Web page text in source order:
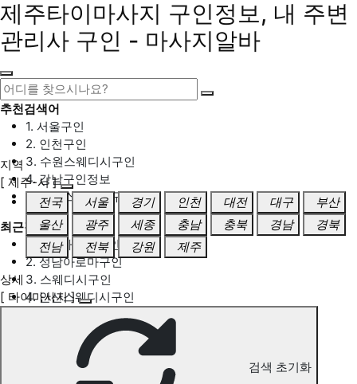
제주타이마사지 구인정보, 내 주변
관리사 구인 - 마사지알바
추천검색어
1. 서울구인
2. 인천구인
3. 수원스웨디시구인
4. 강남구인정보
5. 동탄스웨디시구인
최근검색어
1. 일산마사지구인
2. 성남아로마구인
3. 스웨디시구인
4. 안산스웨디시구인
제주 타이마사지 구인정보
지역
[ 제주-시 ]
전국
서울 경기 인천 대전 대구
부산
울산
광주 세종 충남 충북 경남
경북
전남
전북 강원 제주
상세
[ 타이마사지 ]
검색 초기화